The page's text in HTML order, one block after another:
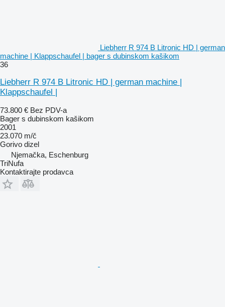
Liebherr R 974 B Litronic HD | german
machine | Klappschaufel | bager s dubinskom kašikom
36
Liebherr R 974 B Litronic HD | german machine |
Klappschaufel |
73.800 € Bez PDV-a
Bager s dubinskom kašikom
2001
23.070 m/č
Gorivo dizel
Njemačka, Eschenburg
TriNufa
Kontaktirajte prodavca